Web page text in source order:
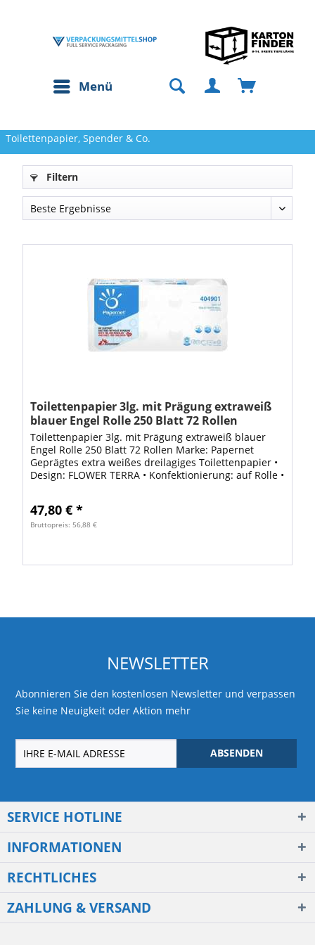
Menü
Toilettenpapier, Spender & Co.
Filtern
Toilettenpapier 3lg. mit Prägung extraweiß
blauer Engel Rolle 250 Blatt 72 Rollen
Toilettenpapier 3lg. mit Prägung extraweiß blauer
Engel Rolle 250 Blatt 72 Rollen Marke: Papernet
Geprägtes extra weißes dreilagiges Toilettenpapier •
Design: FLOWER TERRA • Konfektionierung: auf Rolle •
47,80 € *
Bruttopreis: 56,88 €
NEWSLETTER
Abonnieren Sie den kostenlosen Newsletter und verpassen
Sie keine Neuigkeit oder Aktion mehr
ABSENDEN
SERVICE HOTLINE
INFORMATIONEN
RECHTLICHES
ZAHLUNG & VERSAND